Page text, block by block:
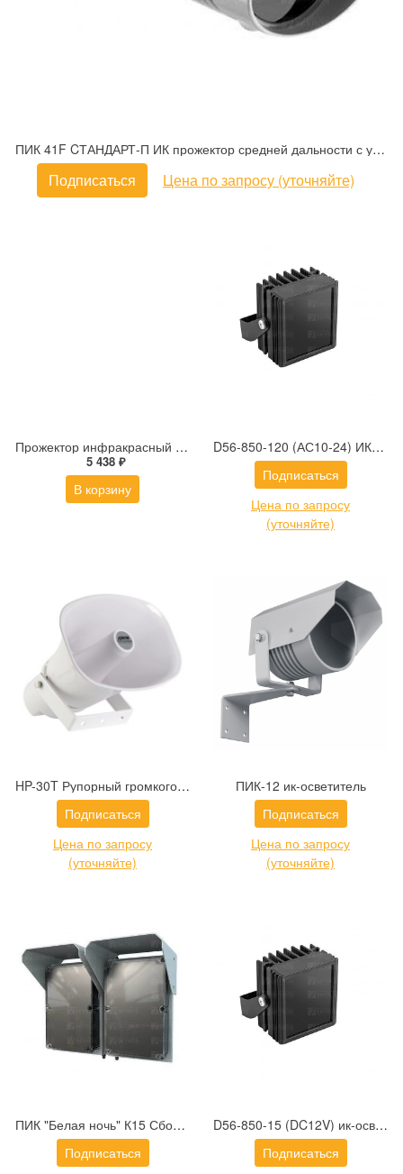
ПИК 41F CТАНДАРТ-П ИК прожектор средней дальности с углом излучения 30°
Подписаться Цена по запросу (уточняйте)
Прожектор инфракрасный периметровый ПИП-30/20
5 438 ₽
В корзину
D56-850-120 (АС10-24) ИК-осветитель с углом 120 гр. IR Technologies
Подписаться
Цена по запросу
(уточняйте)
HP-30T Рупорный громкоговоритель
Подписаться
Цена по запросу
(уточняйте)
ПИК-12 ик-осветитель
Подписаться
Цена по запросу
(уточняйте)
ПИК "Белая ночь" К15 Сборка из 2-х прожекторов и БП
Подписаться
D56-850-15 (DC12V) ик-осветитель IR Technologies
Подписаться